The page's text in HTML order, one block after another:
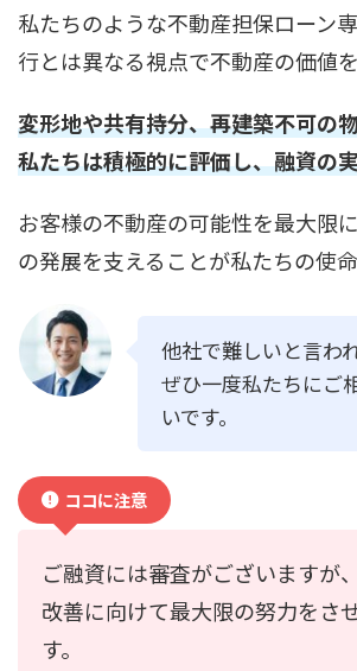
私たちのような不動産担保ローン
行とは異なる視点で不動産の価値を
変形地や共有持分、再建築不可の
私たちは積極的に評価し、融資の
お客様の不動産の可能性を最大限
の発展を支えることが私たちの使命
他社で難しいと言わ
ぜひ一度私たちにご
いです。
ココに注意
ご融資には審査がございますが
改善に向けて最大限の努力をさ
す。